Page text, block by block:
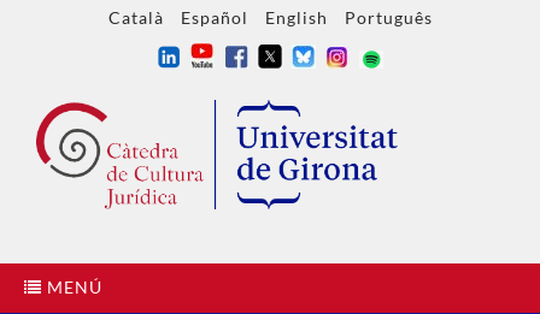
Català Español English Português
MENÚ